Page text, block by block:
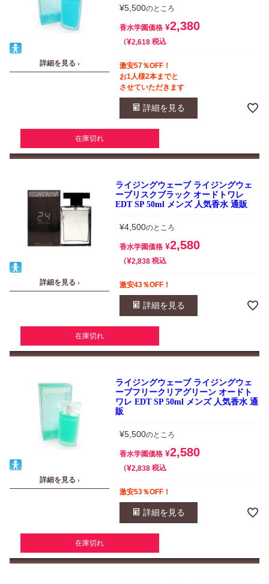
詳細を見る ›
¥5,500のところ
香水学園価格 ¥2,380
¥2,618 税込
激安57％OFF！
お1人様2本までと
させていただきます
詳細を見る
在庫切れ
詳細を見る ›
ライジングウェーブ ライジングウェ
ーブリスクブラック オードトワレ
EDT SP 50ml メンズ 人気香水 通販
¥4,500のところ
香水学園価格 ¥2,580
¥2,838 税込
激安43％OFF！
詳細を見る
在庫切れ
詳細を見る ›
ライジングウェーブ ライジングウェ
ーブフリークリアグリーン オードト
ワレ EDT SP 50ml メンズ 人気香水 通
販
¥5,500のところ
香水学園価格 ¥2,580
¥2,838 税込
激安53％OFF！
詳細を見る
在庫切れ